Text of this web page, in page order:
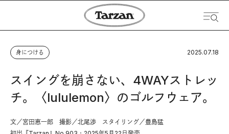
身につける 2025.07.18
スイングを崩さない、4WAYストレッ
チ。〈lululemon〉のゴルフウェア。
文／宮田恵一郎 撮影／北尾渉 スタイリング／豊島猛